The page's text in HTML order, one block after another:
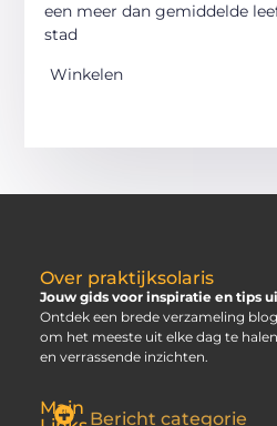
een meer dan gemiddelde
stad
Winkelen
Over praktijksolaris
Jouw gids voor inspiratie en tips
Ontdek een brede verzameling
om het meeste uit elke dag te
en verrassende inzichten.
Main
Bericht categorie